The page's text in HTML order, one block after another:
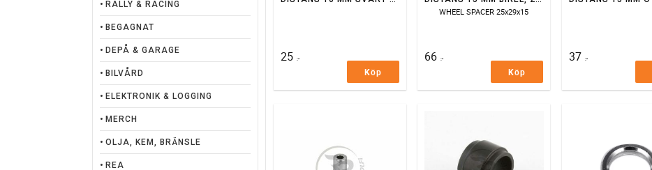
25 :-
Köp
WHEEL SPACER 25x29x15
66 :-
Köp
37 :-
RALLY & RACING
BEGAGNAT
DEPÅ & GARAGE
BILVÅRD
ELEKTRONIK & LOGGING
MERCH
OLJA, KEM, BRÄNSLE
REA